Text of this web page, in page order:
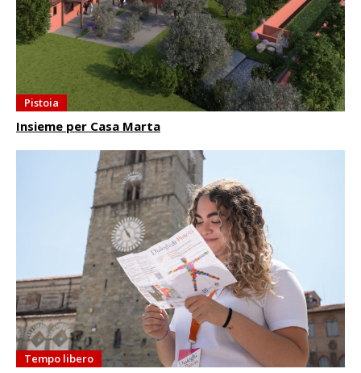
Pistoia
Insieme per Casa Marta
Tempo libero